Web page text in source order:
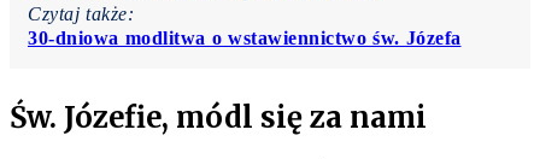
Czytaj także:
30-dniowa modlitwa o wstawiennictwo św. Józefa
Św. Józefie, módl się za nami